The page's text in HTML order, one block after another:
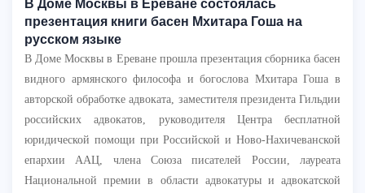
презентация книги басен Мхитара Гоша на
русском языке
В Доме Москвы в Ереване прошла презентация сборника басен
видного армянского философа и богослова Мхитара Гоша в
авторской обработке адвоката, заместителя президента Гильдии
российских адвокатов, руководителя Центра бесплатной
юридической помощи при Российской и Ново-Нахичеванской
епархии ААЦ, члена Союза писателей России, лауреата
Национальной премии в области адвокатуры и адвокатской